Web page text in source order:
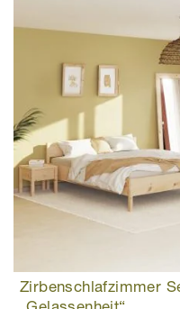
Zirbenschlafzimmer